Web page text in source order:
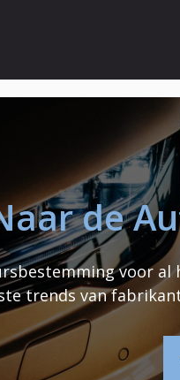
de
voor
trends van